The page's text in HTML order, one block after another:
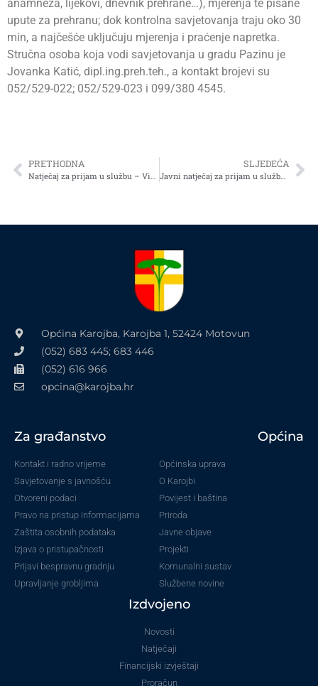
anamneza, lijekovi, dnevnik prehrane…), mjerenja te pisane
upute za prehranu; dok kontrolna savjetovanja traju oko 30
min, a najčešće uključuju mjerenja i praćenje napretka.
Stručna osoba koja vodi savjetovanja u gradu Pazinu je
Jovanka Katić, dipl.ing.preh.teh., a kontakt brojevi su
052/529-022; 052/529-023 i 099/380 4545.
PRETHODNA
Natječaj za prijam u službu – Viši stručni suradnik za računovodstvo i financije
SLJEDEĆA
Javni natječaj za prijam u službu na neodređeno vrijeme Višeg stručnog suradnika za računovodstvo i financije
Općina Karojba, Karojba 1, 52424 Motovun
(052) 683 445; 683 446
(052) 616 966
opcina@karojba.hr
Za građanstvo
Kontakt i radno vrijeme
Savjetovanje s javnošću
Otvoreni podaci
Pravo na pristup informacijama
Zaštita osobnih podataka
Izjava o pristupačnosti
Prijavi bespravnu gradnju
Upravljanje grobljima
Općina
Općinska uprava
O Karojbi
Povijest i baština
Priroda
Javne objave
Projekti
Komunalni sustav
Službene novine
Izdvojeno
Novosti
Natječaji
Financijski izvještaji
Proračun